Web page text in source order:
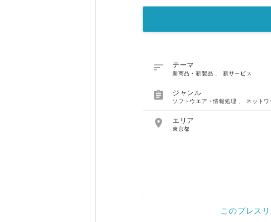
 テーマ
新商品・新製品 新サービス
 ジャンル
ソフトウエア・情報処理 ネット
 エリア
東京都
このプレス